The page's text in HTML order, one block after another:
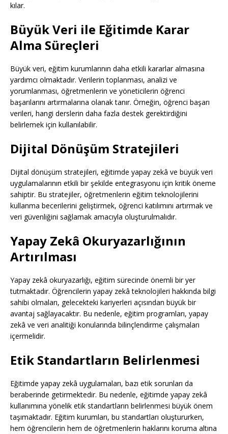
kılar.
Büyük Veri ile Eğitimde Karar
Alma Süreçleri
Büyük veri, eğitim kurumlarının daha etkili kararlar almasına
yardımcı olmaktadır. Verilerin toplanması, analizi ve
yorumlanması, öğretmenlerin ve yöneticilerin öğrenci
başarılarını artırmalarına olanak tanır. Örneğin, öğrenci başarı
verileri, hangi derslerin daha fazla destek gerektirdiğini
belirlemek için kullanılabilir.
Dijital Dönüşüm Stratejileri
Dijital dönüşüm stratejileri, eğitimde yapay zekâ ve büyük veri
uygulamalarının etkili bir şekilde entegrasyonu için kritik öneme
sahiptir. Bu stratejiler, öğretmenlerin eğitim teknolojilerini
kullanma becerilerini geliştirmek, öğrenci katılımını artırmak ve
veri güvenliğini sağlamak amacıyla oluşturulmalıdır.
Yapay Zekâ Okuryazarlığının
Artırılması
Yapay zekâ okuryazarlığı, eğitim sürecinde önemli bir yer
tutmaktadır. Öğrencilerin yapay zekâ teknolojileri hakkında bilgi
sahibi olmaları, gelecekteki kariyerleri açısından büyük bir
avantaj sağlayacaktır. Bu nedenle, eğitim programları, yapay
zekâ ve veri analitiği konularında bilinçlendirme çalışmaları
içermelidir.
Etik Standartların Belirlenmesi
Eğitimde yapay zekâ uygulamaları, bazı etik sorunları da
beraberinde getirmektedir. Bu nedenle, eğitimde yapay zekâ
kullanımına yönelik etik standartların belirlenmesi büyük önem
taşımaktadır. Eğitim kurumları, bu standartları oluştururken,
hem öğrencilerin hem de öğretmenlerin haklarını koruma altına